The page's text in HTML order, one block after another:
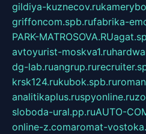
gildiya-kuznecov.ru
griffoncom.spb.rufabrika-
PARK-MATROSOVA.RU
avtoyurist-moskva1.ru
dg-lab.ruangrup.ru
krsk124.rukubok.spb.ru
analitikaplus.ruspyonline.ru
sloboda-ural.pp.ruAUTO-
online-z.comaromat-